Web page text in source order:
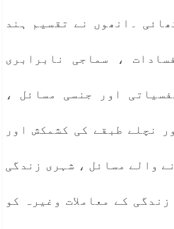
۔انھوں نے تقسیم ہند
، سماجی نابرابری
اور جنسی مسائل ،
نچلے طبقے کی کشمکش اور
والے مسائل ، شہری زندگی
کے معاملات وغیرہ کو